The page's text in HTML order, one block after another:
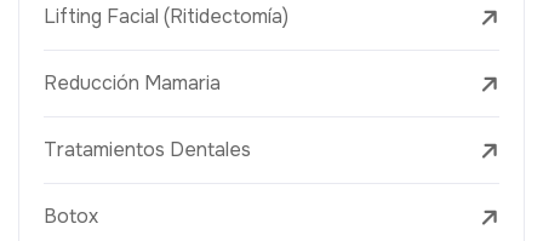
Lifting Facial (Ritidectomía)
Reducción Mamaria
Tratamientos Dentales
Botox